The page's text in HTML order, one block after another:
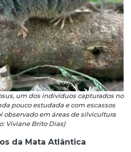
um dos indivíduos capturados no
pouco estudada e com escassos
observado em áreas de silvicultura
Viviane Brito Dias)
da Mata Atlântica